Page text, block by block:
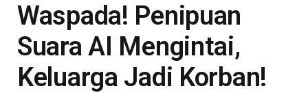
Waspada! Penipuan
Suara AI Mengintai,
Keluarga Jadi Korban!